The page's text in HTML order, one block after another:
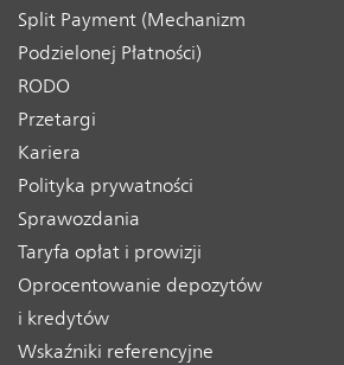
Split Payment (Mechanizm
Podzielonej Płatności)
RODO
Przetargi
Kariera
Polityka prywatności
Sprawozdania
Taryfa opłat i prowizji
Oprocentowanie depozytów
i kredytów
Wskaźniki referencyjne